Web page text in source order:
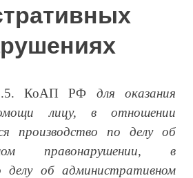
КоАП РФ для оказания
лицу, в отношении
производство по делу об
правонарушении, в
делу об административном